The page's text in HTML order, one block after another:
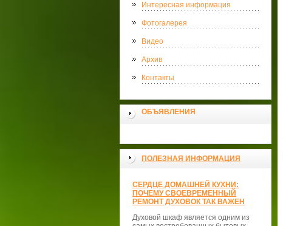
Интересная информация
Фотогалерея
Видео
Архив
Контакты
ОБЪЯВЛЕНИЯ
ПОЛЕЗНАЯ ИНФОРМАЦИЯ
СЕРДЦЕ ДОМАШНЕЙ КУХНИ:
ПОЧЕМУ СВОЕВРЕМЕННЫЙ
РЕМОНТ ДУХОВОК ТАК ВАЖЕН
Духовой шкаф является одним из